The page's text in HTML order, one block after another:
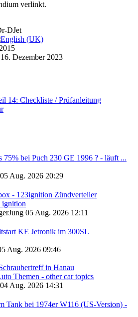
verlinkt.
DJet
Dezember 2023
14: Checkliste / Prüfanleitung
75% bei Puch 230 GE 1996 ? - läuft ...
05 Aug. 2026 20:29
- 123ignition Zündverteiler
ignition
05 Aug. 2026 12:11
KE Jetronik im 300SL
Aug. 2026 09:46
in Hanau
Themen - other car topics
04 Aug. 2026 14:31
Tank bei 1974er W116 (US-Version) -